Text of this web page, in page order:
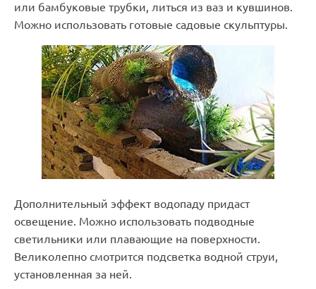
или бамбуковые трубки, литься из ваз и кувшинов.
Можно использовать готовые садовые скульптуры.
Дополнительный эффект водопаду придаст
освещение. Можно использовать подводные
светильники или плавающие на поверхности.
Великолепно смотрится подсветка водной струи,
установленная за ней.